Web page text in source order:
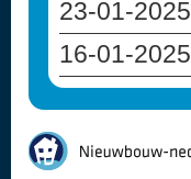
23-01-2025
16-01-2025